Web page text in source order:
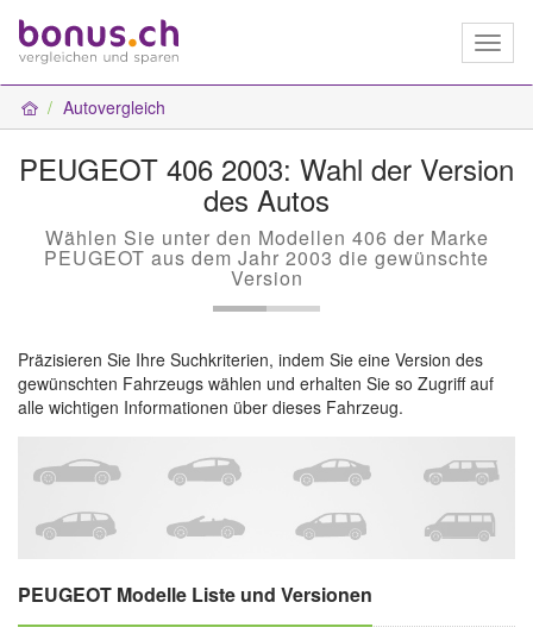
Autovergleich
PEUGEOT 406 2003: Wahl der Version
des Autos
Wählen Sie unter den Modellen 406 der Marke
PEUGEOT aus dem Jahr 2003 die gewünschte
Version
Präzisieren Sie Ihre Suchkriterien, indem Sie eine Version des
gewünschten Fahrzeugs wählen und erhalten Sie so Zugriff auf
alle wichtigen Informationen über dieses Fahrzeug.
PEUGEOT Modelle Liste und Versionen